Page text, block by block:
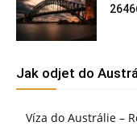
Jak odjet do
Víza do Austrálie –